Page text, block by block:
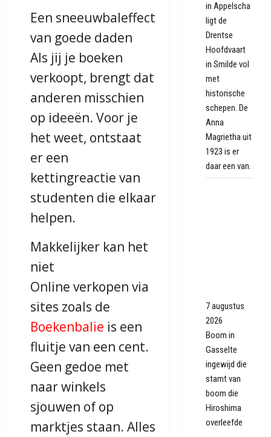
Een sneeuwbaleffect
van goede daden
Als jij je boeken
verkoopt, brengt dat
anderen misschien
op ideeën. Voor je
het weet, ontstaat
er een
kettingreactie van
studenten die elkaar
helpen.
Makkelijker kan het
niet
Online verkopen via
sites zoals de
Boekenbalie is een
fluitje van een cent.
Geen gedoe met
naar winkels
sjouwen of op
marktjes staan. Alles
in Appelscha
ligt de
Drentse
Hoofdvaart
in Smilde vol
met
historische
schepen. De
Anna
Magrietha uit
1923 is er
daar een van.
7 augustus
2026
Boom in
Gasselte
ingewijd die
stamt van
boom die
Hiroshima
overleefde